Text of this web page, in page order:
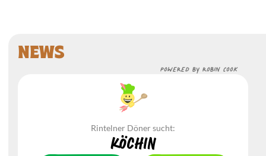
NEWS
POWERED BY ROBIN COOK
Rintelner Döner sucht:
KöchIn